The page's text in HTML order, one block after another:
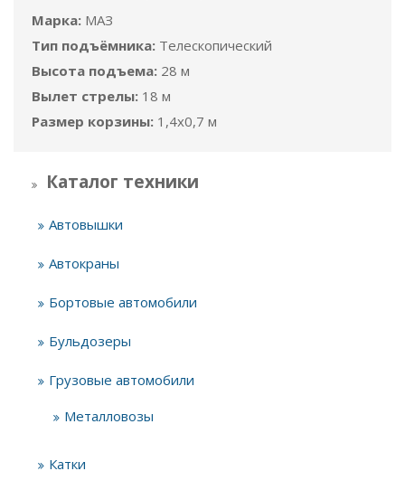
Марка: МАЗ
Тип подъёмника: Телескопический
Высота подъема: 28 м
Вылет стрелы: 18 м
Размер корзины: 1,4x0,7 м
Каталог техники
Автовышки
Автокраны
Бортовые автомобили
Бульдозеры
Грузовые автомобили
Металловозы
Катки